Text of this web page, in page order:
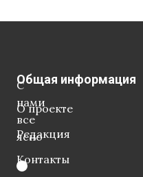
С
нами
все
ясно
Общая информация
О проекте
Редакция
Контакты